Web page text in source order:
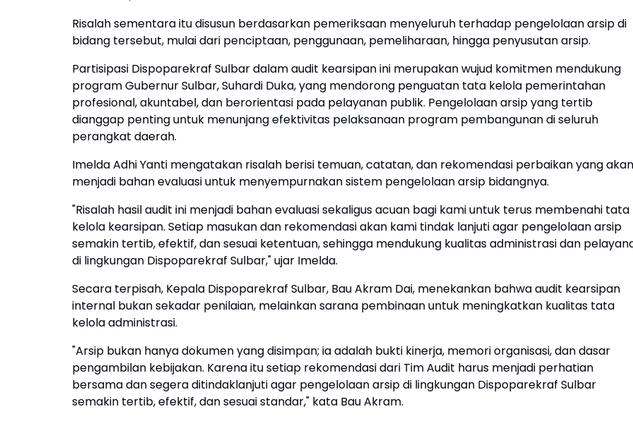
Risalah sementara itu disusun berdasarkan pemeriksaan menyeluruh terhadap pengelolaan arsip di
bidang tersebut, mulai dari penciptaan, penggunaan, pemeliharaan, hingga penyusutan arsip.
Partisipasi Dispoparekraf Sulbar dalam audit kearsipan ini merupakan wujud komitmen mendukung
program Gubernur Sulbar, Suhardi Duka, yang mendorong penguatan tata kelola pemerintahan
profesional, akuntabel, dan berorientasi pada pelayanan publik. Pengelolaan arsip yang tertib
dianggap penting untuk menunjang efektivitas pelaksanaan program pembangunan di seluruh
perangkat daerah.
Imelda Adhi Yanti mengatakan risalah berisi temuan, catatan, dan rekomendasi perbaikan yang akan
menjadi bahan evaluasi untuk menyempurnakan sistem pengelolaan arsip bidangnya.
"Risalah hasil audit ini menjadi bahan evaluasi sekaligus acuan bagi kami untuk terus membenahi tata
kelola kearsipan. Setiap masukan dan rekomendasi akan kami tindak lanjuti agar pengelolaan arsip
semakin tertib, efektif, dan sesuai ketentuan, sehingga mendukung kualitas administrasi dan
di lingkungan Dispoparekraf Sulbar," ujar Imelda.
Secara terpisah, Kepala Dispoparekraf Sulbar, Bau Akram Dai, menekankan bahwa audit kearsipan
internal bukan sekadar penilaian, melainkan sarana pembinaan untuk meningkatkan kualitas tata
kelola administrasi.
"Arsip bukan hanya dokumen yang disimpan; ia adalah bukti kinerja, memori organisasi, dan dasar
pengambilan kebijakan. Karena itu setiap rekomendasi dari Tim Audit harus menjadi perhatian
bersama dan segera ditindaklanjuti agar pengelolaan arsip di lingkungan Dispoparekraf Sulbar
semakin tertib, efektif, dan sesuai standar," kata Bau Akram.